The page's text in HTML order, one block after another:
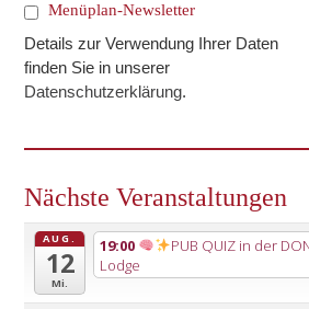
Menüplan-Newsletter
Details zur Verwendung Ihrer Daten
finden Sie in unserer
Datenschutzerklärung.
Nächste Veranstaltungen
AUG.
12
Mi.
19:00 PUB QUIZ in der
Lodge